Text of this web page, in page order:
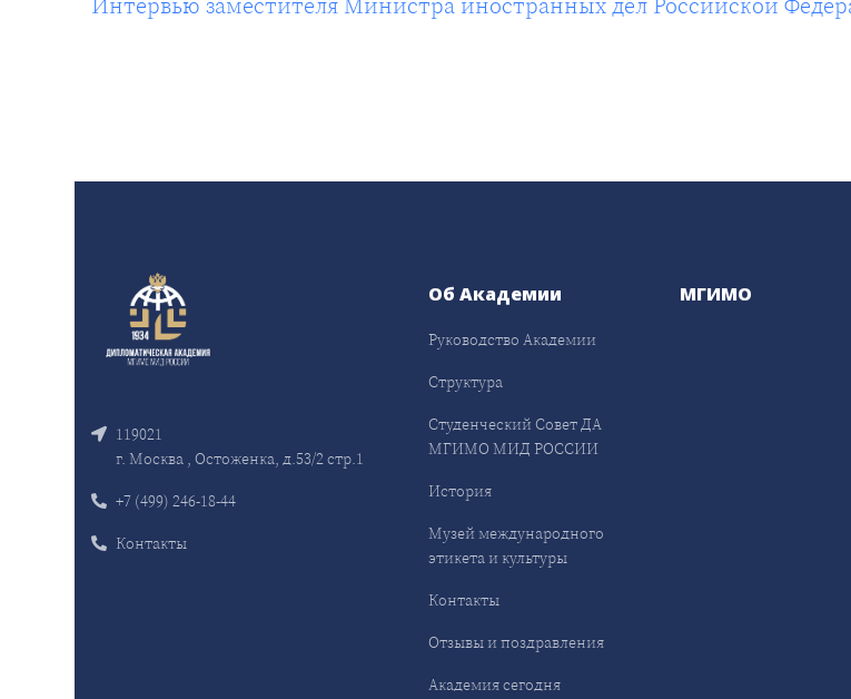
119021
г. Москва , Остоженка, д.53/2 стр.1
+7 (499) 246-18-44
Контакты
Об Академии
Руководство Академии
Структура
Студенческий Совет ДА
МГИМО МИД РОССИИ
История
Музей международного
этикета и культуры
Контакты
Отзывы и поздравления
Академия сегодня
МГИМО